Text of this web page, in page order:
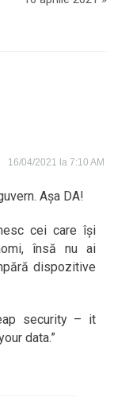
16/04/2021 la 7:10 AM
Așa DA!
cei care își
însă nu ai
dispozitive
security – it
data.”